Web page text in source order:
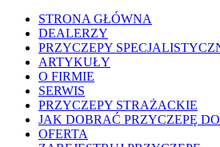
STRONA GŁÓWNA
DEALERZY
PRZYCZEPY
ARTYKUŁY
O FIRMIE
SERWIS
PRZYCZEPY STRAŻACKIE
JAK DOBRAĆ PRZYCZEPĘ
OFERTA